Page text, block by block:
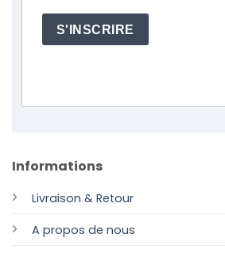
Informations
Livraison & Retour
A propos de nous
S'INSCRIRE